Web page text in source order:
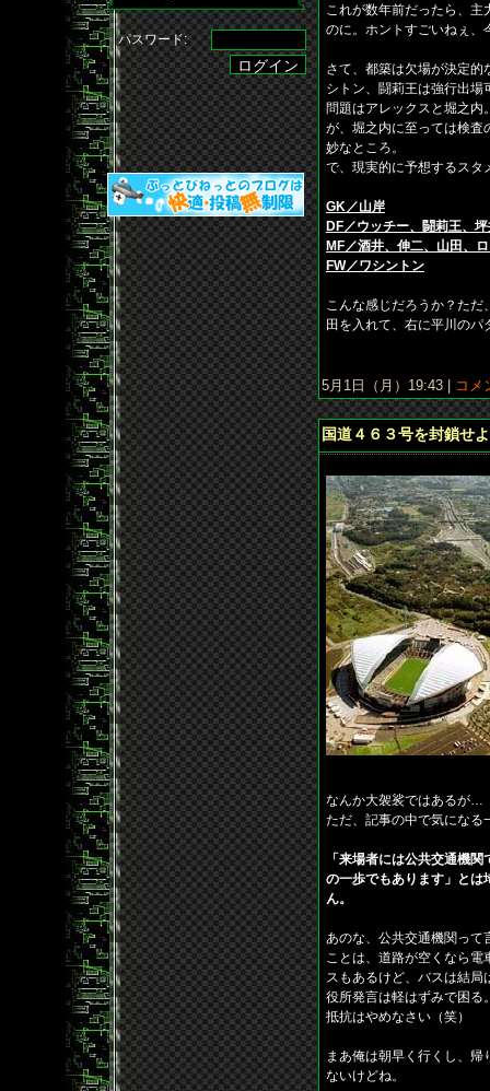
パスワード:
これが数年前だったら、
のに。ホントすごいねぇ、
さて、都築は欠場が決定
シトン、闘莉王は強行出場
問題はアレックスと堀之
が、堀之内に至っては検査
妙なところ。
で、現実的に予想するス
GK／山岸
DF／ウッチー、闘莉王、
MF／酒井、伸二、山田、
FW／ワシントン
こんな感じだろうか？た
田を入れて、右に平川の
5月1日（月）19:43 | コメ
国道４６３号を封鎖せ
なんか大袈裟ではあるが…
ただ、記事の中で気になる
「来場者には公共交通機
の一歩でもあります」とは
ん。
あのな、公共交通機関って
ことは、道路が空くなら
スもあるけど、バスは結
役所発言は軽はずみで困る
抵抗はやめなさい（笑）
まあ俺は朝早く行くし、
ないけどね。